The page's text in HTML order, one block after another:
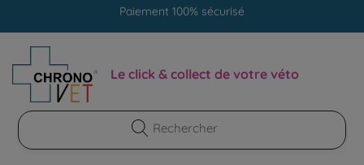
Livraison gratuite en clinique vétérinaire
Le click & collect de votre véto